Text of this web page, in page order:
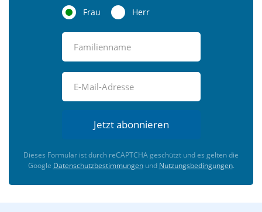
Frau Herr
Jetzt abonnieren
Dieses Formular ist durch reCAPTCHA geschützt und es gelten die
Google Datenschutzbestimmungenund Nutzungsbedingungen.